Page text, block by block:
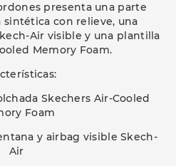
presenta una parte
sintética con relieve, una
Air visible y una plantilla
Memory Foam.
Skechers Air-Cooled
Foam
y airbag visible Skech-
Air